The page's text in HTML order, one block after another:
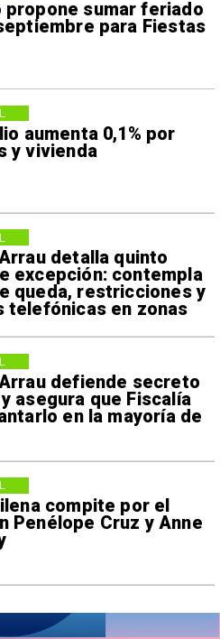
propone sumar feriado
para Fiestas
aumenta 0,1% por
y vivienda
detalla quinto
excepción: contempla
queda, restricciones y
telefónicas en zonas
defiende secreto
asegura que Fiscalía
en la mayoría de
compite por el
Penélope Cruz y Anne